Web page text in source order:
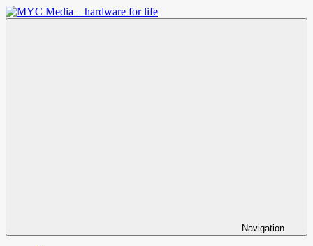
Zum
Inhalt
Navigation